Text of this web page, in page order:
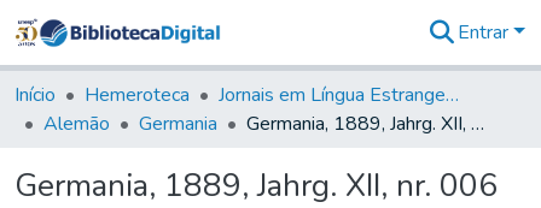
&
Coleções
Tudo na
Digital
Entrar
Início Hemeroteca
Jornais em Língua Estrangeira
Alemão
Germania Germania, 1889, Jahrg. XII, nr. 006
Germania, 1889, Jahrg. XII, nr. 006